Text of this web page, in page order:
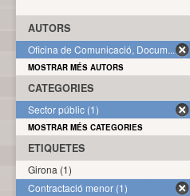
AUTORS
Oficina de Comunicació, Docum... (1)
MOSTRAR MÉS AUTORS
CATEGORIES
Sector públic (1)
MOSTRAR MÉS CATEGORIES
ETIQUETES
Girona (1)
Contractació menor (1)